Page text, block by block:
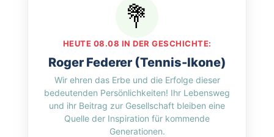
n
w
i
r
r
n
f
u
n
&
O
n
l
M
y
h
o
s
HEUTE 08.08 IN DER GESCHICHTE:
Roger Federer (Tennis-Ikone)
Wir ehren das Erbe und die Erfolge dieser
bedeutenden Persönlichkeiten! Ihr Lebensweg
und ihr Beitrag zur Gesellschaft bleiben eine
Quelle der Inspiration für kommende
Generationen.